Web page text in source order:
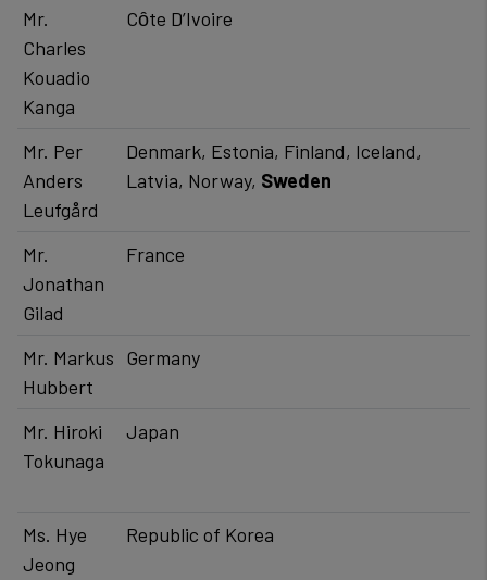
Mr.
Charles
Kouadio
Kanga
Cȏte D’Ivoire
Mr. Per
Anders
Leufgård
Denmark, Estonia, Finland, Iceland,
Latvia, Norway, Sweden
Mr.
Jonathan
Gilad
​France
Mr. Markus
Hubbert
​​Germany
Mr. Hiroki
Tokunaga
​Japan
Ms. Hye
Jeong
​Republic of Korea